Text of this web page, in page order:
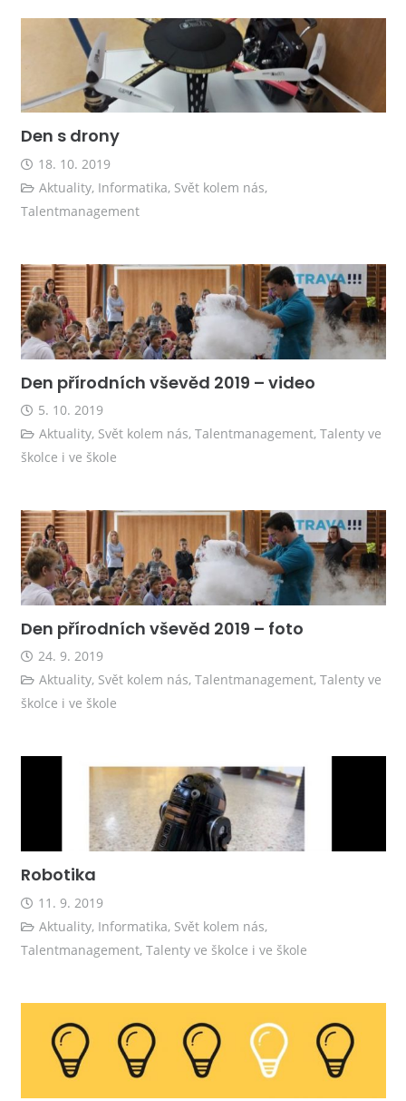
Den s drony
18. 10. 2019
Aktuality, Informatika, Svět kolem nás,
Talentmanagement
Den přírodních vševěd 2019 – video
5. 10. 2019
Aktuality, Svět kolem nás, Talentmanagement, Talenty ve
školce i ve škole
Den přírodních vševěd 2019 – foto
24. 9. 2019
Aktuality, Svět kolem nás, Talentmanagement, Talenty ve
školce i ve škole
Robotika
11. 9. 2019
Aktuality, Informatika, Svět kolem nás,
Talentmanagement, Talenty ve školce i ve škole